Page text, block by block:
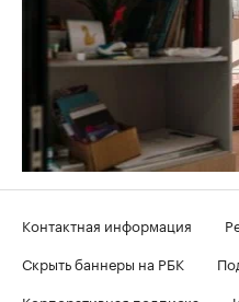
Контактная информация
Скрыть баннеры на РБК